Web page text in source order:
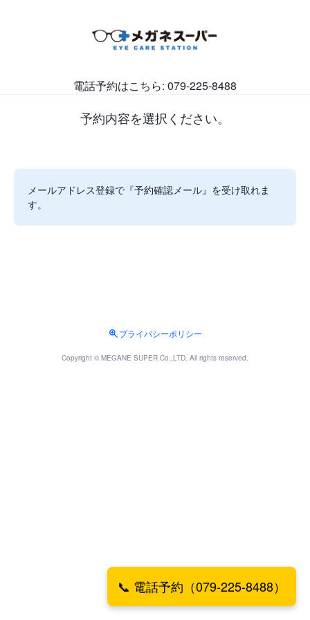
電話予約はこちら: 079-225-8488
予約内容を選択ください。
メールアドレス登録で『予約確認メール』を受け取れま
す。
プライバシーポリシー
Copyright © MEGANE SUPER Co.,LTD. All rights reserved.
📞 電話予約（079-225-8488）